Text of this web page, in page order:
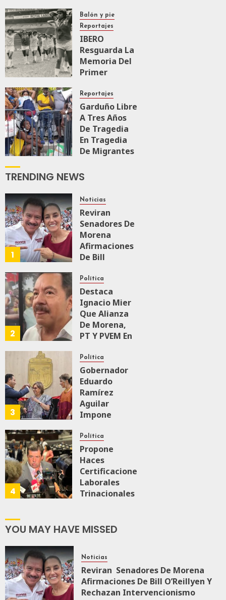
Balón y pie
Reportajes
IBERO
Resguarda La
Memoria Del
Primer
Femenil Que
Llenó El
Estadio
Azteca
JULIO 19, 2026
0
211
Reportajes
Garduño Libre
A Tres Años
De Tragedia
En Tragedia
De Migrantes
TRENDING NEWS
1
Noticias
Reviran
Senadores De
Morena
Afirmaciones
De Bill
Rechazan
Intervencionismo
AGOSTO 8, 2026
0
59
2
Política
Destaca
Ignacio Mier
Que Alianza
De Morena,
PT Y PVEM En
Firme
AGOSTO 6, 2026
0
167
3
Política
Gobernador
Eduardo
Ramírez
Aguilar
Impone
“Rosario
Castellanos”
A
Malú Mícher
AGOSTO 6, 2026
4
Política
Propone
Haces
Certificaciones
Laborales
Trinacionales
Nueva
AGOSTO 5, 2026
0
78
YOU MAY HAVE MISSED
Noticias
Reviran Senadores De Morena
Afirmaciones De Bill O’Reillyen Y
Rechazan Intervencionismo